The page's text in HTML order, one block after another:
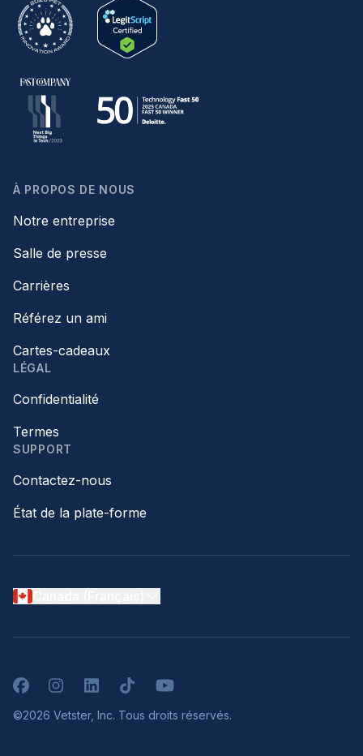
À PROPOS DE NOUS
Notre entreprise
Salle de presse
Carrières
Référez un ami
Cartes-cadeaux
LÉGAL
Confidentialité
Termes
SUPPORT
Contactez-nous
État de la plate-forme
FacebookInstagramLinkedInTikTokYouTube
©2026 Vetster, Inc. Tous droits réservés.